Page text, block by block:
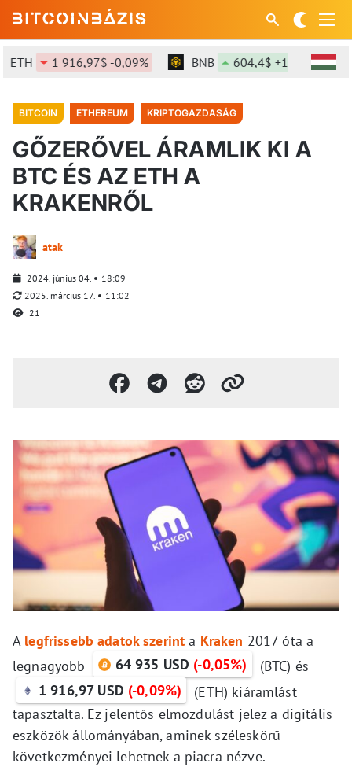
1 916,97$ -0,09% BNB 604,4$ +1,45%
BITCOIN ETHEREUM KRIPTOGAZDASÁG
GŐZERŐVEL ÁRAMLIK KI A
BTC ÉS AZ ETH A
KRAKENRŐL
atak
2024. június 04.
18:09
2025. március 17.
11:02
21
A legfrissebb adatok szerint a Kraken 2017 óta a
legnagyobb
64 935 USD (-0,05%)
(BTC) és
1 916,97 USD (-0,09%)
(ETH) kiáramlást
tapasztalta. Ez jelentős elmozdulást jelez a digitális
eszközök állományában, aminek széleskörű
következményei lehetnek a piacra nézve.